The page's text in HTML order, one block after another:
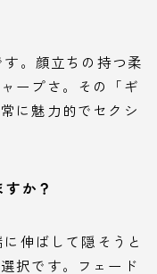
。顔立ちの持つ柔
ープさ。その「ギ
に魅力的でセクシ
か？
伸ばして隠そうと
択です。フェード